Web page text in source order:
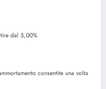
dal 5,00%
consentite una volta